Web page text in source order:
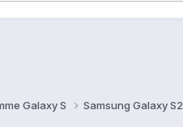
Galaxy S Samsung Galaxy S2